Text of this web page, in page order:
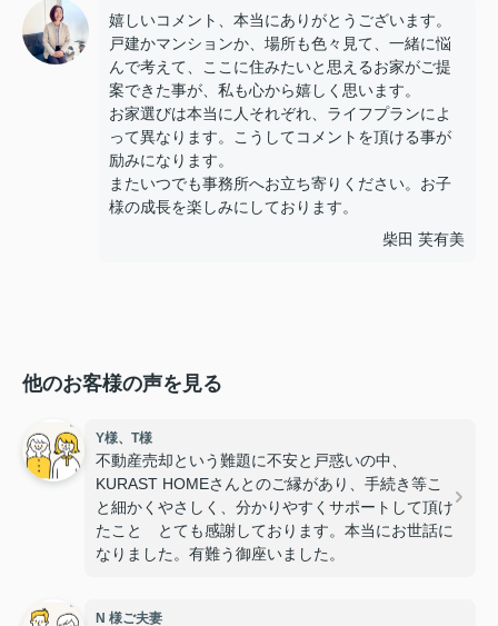
嬉しいコメント、本当にありがとうございます。
戸建かマンションか、場所も色々見て、一緒に悩
んで考えて、ここに住みたいと思えるお家がご提
案できた事が、私も心から嬉しく思います。
お家選びは本当に人それぞれ、ライフプランによ
って異なります。こうしてコメントを頂ける事が
励みになります。
またいつでも事務所へお立ち寄りください。お子
様の成長を楽しみにしております。
柴田 芙有美
他のお客様の声を見る
Y様、T様
不動産売却という難題に不安と戸惑いの中、
KURAST HOMEさんとのご縁があり、手続き等こ
と細かくやさしく、分かりやすくサポートして頂け
たこと とても感謝しております。本当にお世話に
なりました。有難う御座いました。
N 様ご夫妻